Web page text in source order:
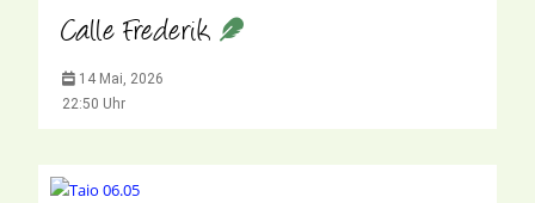
Calle Frederik
14 Mai, 2026
22:50 Uhr